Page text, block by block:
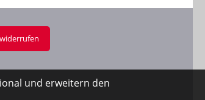
und erweitern den